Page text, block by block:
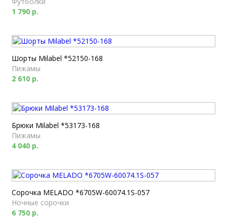
1 790 р.
Шорты Milabel *52150-168
Пижамы
2 610 р.
Брюки Milabel *53173-168
Пижамы
4 040 р.
Сорочка MELADO *6705W-60074.1S-057
Ночные сорочки
6 750 р.